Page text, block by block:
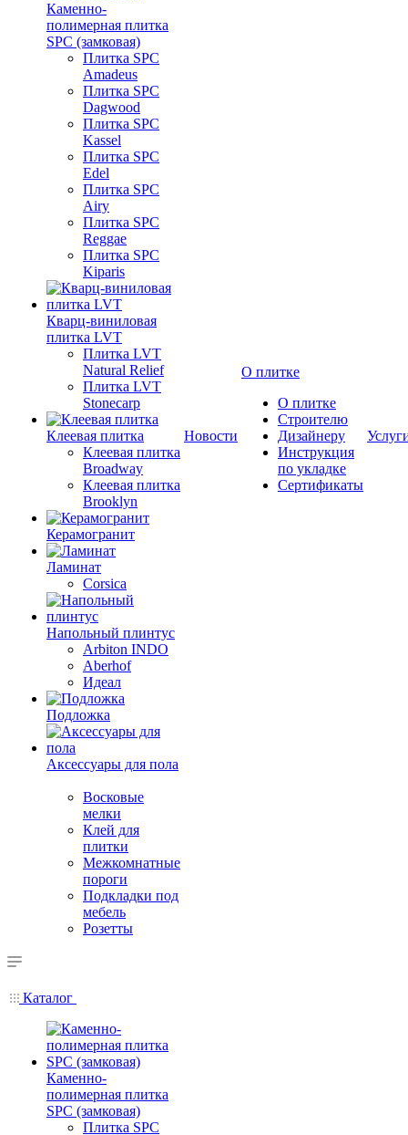
Каменно-
полимерная плитка
SPC (замковая)
Плитка SPC
Amadeus
Плитка SPC
Dagwood
Плитка SPC
Kassel
Плитка SPC
Edel
Плитка SPC
Airy
Плитка SPC
Reggae
Плитка SPC
Kiparis
Кварц-виниловая
плитка LVT
Плитка LVT
Natural Relief
Плитка LVT
Stonecarp
Клеевая плитка
Клеевая плитка
Broadway
Клеевая плитка
Brooklyn
Керамогранит
Ламинат
Corsica
Напольный плинтус
Arbiton INDO
Aberhof
Идеал
Подложка
Аксессуары для пола
Восковые
мелки
Клей для
плитки
Межкомнатные
пороги
Подкладки под
мебель
Розетты
Новости
О плитке
О плитке
Строителю
Дизайнеру
Инструкция
по укладке
Сертификаты
Каталог
Каменно-
полимерная плитка
SPC (замковая)
Плитка SPC